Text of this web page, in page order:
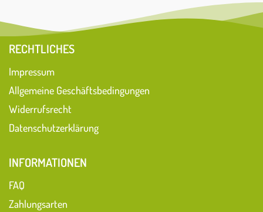
RECHTLICHES
Impressum
Allgemeine Geschäftsbedingungen
Widerrufsrecht
Datenschutzerklärung
INFORMATIONEN
FAQ
Zahlungsarten